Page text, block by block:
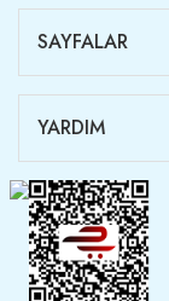
SAYFALAR
YARDIM